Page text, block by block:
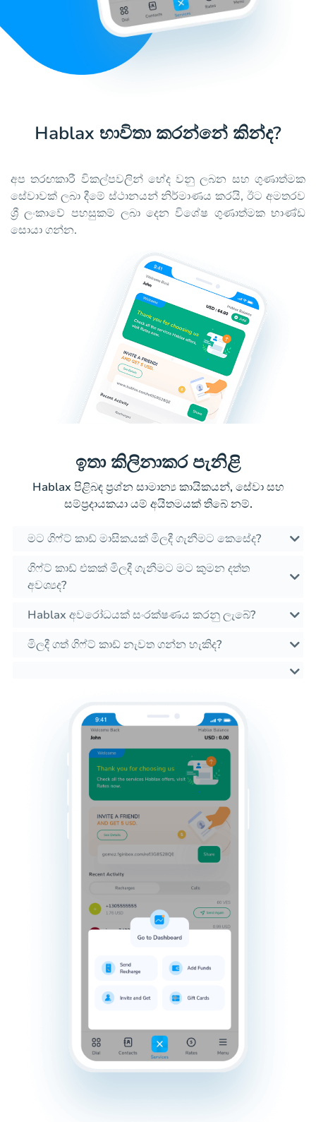
Hablax භාවිතා කරන්නේ කින්ද?
අප තරඟකාරී විකල්පවලින් භේද වනු ලබන සහ ගුණාත්මක
සේවාවක් ලබා දීමේ ස්ථානයන් නිර්මාණය කරයි, ඊට අමතරව
ශ්‍රී ලංකාවේ පහසුකම් ලබා දෙන විශේෂ ගුණාත්මක භාණ්ඩ
සොයා ගන්න.
ඉතා කිලිනාකර පැනිළි
Hablax පිළිබඳ ප්‍රශ්න සාමාන්‍ය කායිකයන්, සේවා සහ
සම්ප්‍රදායකයා යම් අයිතමයක් තිබේ නම්.
මට ගිෆ්ට් කාඩ් මාසිකයක් මිලදී ගැනීමට කෙසේද?
ගිෆ්ට් කාඩ් එකක් මිලදී ගැනීමට මට කුමන දත්ත
අවශ්‍යද?
Hablax අවරෝධයක් සංරක්ෂණය කරනු ලැබේ?
මිලදී ගත් ගිෆ්ට් කාඩ් නැවත ගන්න හැකිද?